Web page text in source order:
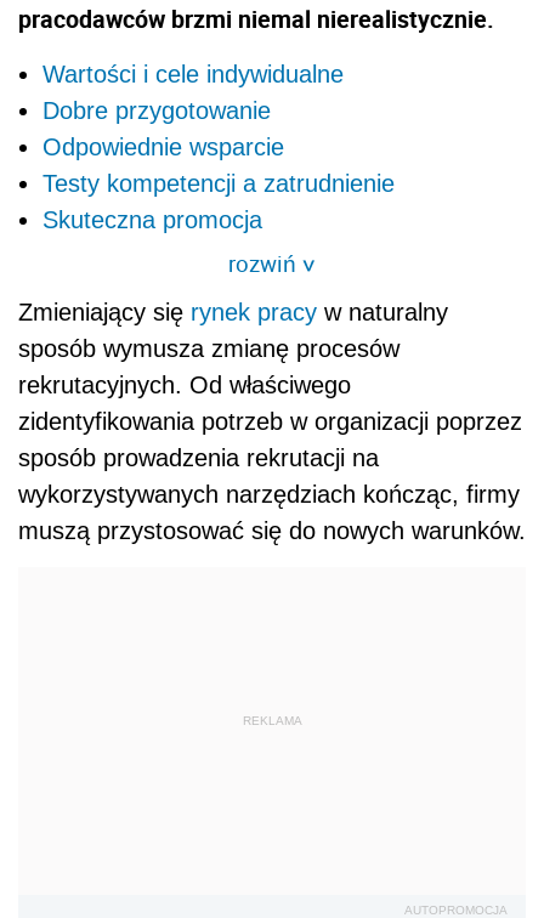
pracodawców brzmi niemal nierealistycznie.
Wartości i cele indywidualne
Dobre przygotowanie
Odpowiednie wsparcie
Testy kompetencji a zatrudnienie
Skuteczna promocja
rozwiń>
Zmieniający się rynek pracy w naturalny
sposób wymusza zmianę procesów
rekrutacyjnych. Od właściwego
zidentyfikowania potrzeb w organizacji poprzez
sposób prowadzenia rekrutacji na
wykorzystywanych narzędziach kończąc, firmy
muszą przystosować się do nowych warunków.
REKLAMA
AUTOPROMOCJA